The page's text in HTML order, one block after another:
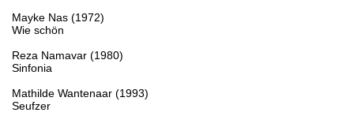
Mayke Nas (1972)
Wie schön
Reza Namavar (1980)
Sinfonia
Mathilde Wantenaar (1993)
Seufzer